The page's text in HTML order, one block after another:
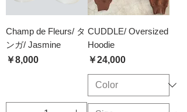
Champ de Fleurs/ タ
ンガ/ Jasmine
価格
￥8,000
CUDDLE/ Oversized
Hoodie
価格
￥24,000